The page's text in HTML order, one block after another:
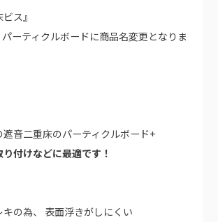
ス』
ーティクルボードに商品名変更となりま
音二重床のパーティクルボード+
付けなどに最適です！
の為、 表面浮きがしにくい